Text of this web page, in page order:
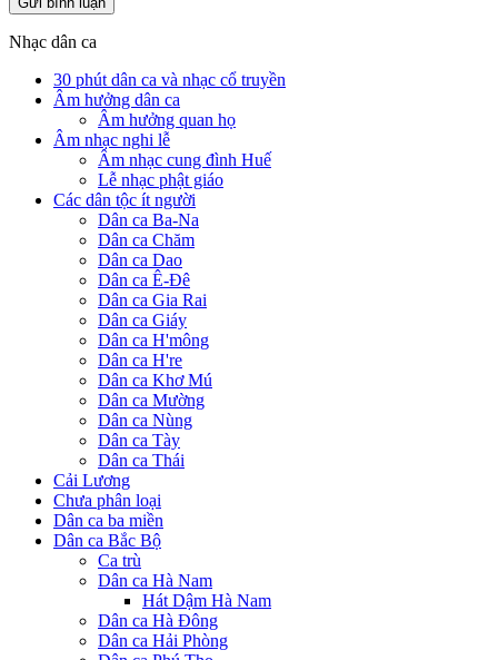
Nhạc dân ca
30 phút dân ca và nhạc cổ truyền
Âm hưởng dân ca
Âm hưởng quan họ
Âm nhạc nghi lễ
Âm nhạc cung đình Huế
Lễ nhạc phật giáo
Các dân tộc ít người
Dân ca Ba-Na
Dân ca Chăm
Dân ca Dao
Dân ca Ê-Đê
Dân ca Gia Rai
Dân ca Giáy
Dân ca H'mông
Dân ca H're
Dân ca Khơ Mú
Dân ca Mường
Dân ca Nùng
Dân ca Tày
Dân ca Thái
Cải Lương
Chưa phân loại
Dân ca ba miền
Dân ca Bắc Bộ
Ca trù
Dân ca Hà Nam
Hát Dậm Hà Nam
Dân ca Hà Đông
Dân ca Hải Phòng